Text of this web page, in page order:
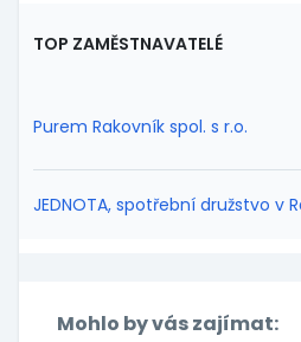
TOP ZAMĚSTNAVATELÉ
Purem Rakovník spol. s r.o.
JEDNOTA, spotřební družstvo v
Mohlo by vás zajímat: